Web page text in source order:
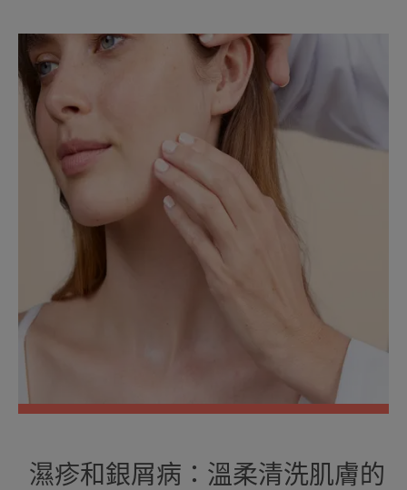
濕疹和銀屑病：溫柔清洗肌膚的